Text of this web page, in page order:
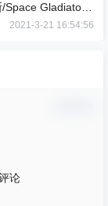
Space Gladiators:
正式
2021-3-21 16:54:56
论